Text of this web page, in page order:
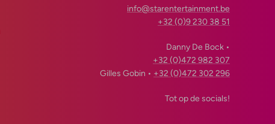
info@starentertainment.be
+32 (0)9 230 38 51
Danny De Bock •
+32 (0)472 982 307
Gilles Gobin • +32 (0)472 302 296
Tot op de socials!